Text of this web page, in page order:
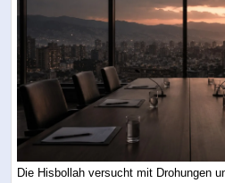
Die Hisbollah versucht mit Drohungen